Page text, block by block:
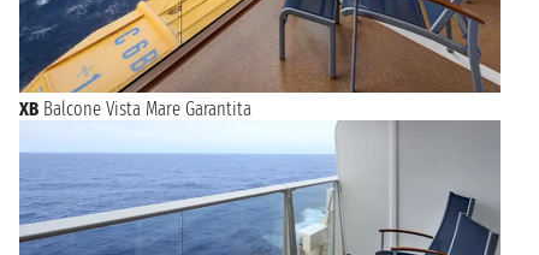
XB Balcone Vista Mare Garantita